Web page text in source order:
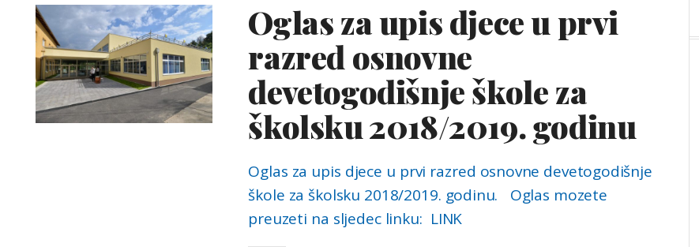
Oglas za upis djece u prvi
razred osnovne
devetogodišnje škole za
školsku 2018/2019. godinu
Oglas za upis djece u prvi razred osnovne devetogodišnje
škole za školsku 2018/2019. godinu. Oglas mozete
preuzeti na sljedec linku: LINK